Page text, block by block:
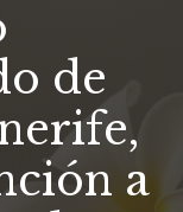
de
a